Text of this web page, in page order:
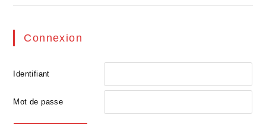
Connexion
Identifiant
Mot de passe